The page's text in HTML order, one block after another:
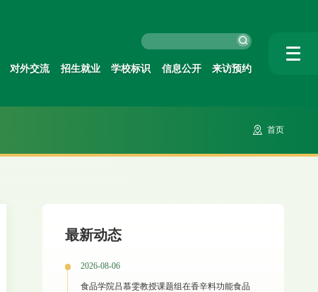
对外交流 招生就业 学校标识 信息公开 来访预约
首页
最新动态
2026-08-06
食品学院吕慕雯教授课题组在香辛料功能食品